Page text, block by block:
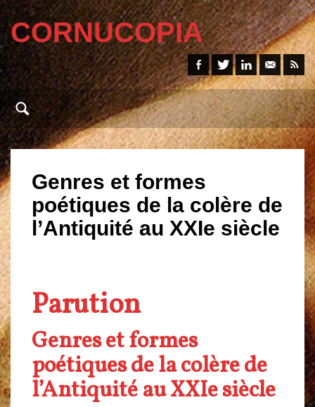
CORNUCOPIA
Genres et formes
poétiques de la colère de
l’Antiquité au XXIe siècle
Parution
Genres et formes
poétiques de la colère de
l’Antiquité au XXIe siècle